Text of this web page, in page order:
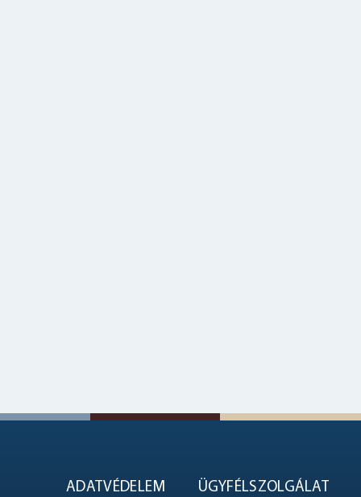
ADATVÉDELEM ÜGYFÉLSZOLGÁLAT